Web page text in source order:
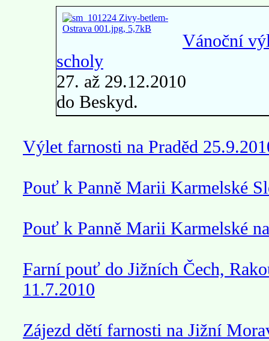
Vánoční
scholy
27. až 29.12.2010
do Beskyd.
Výlet farnosti na Praděd
Pouť k Panně Marii Karmelské
Pouť k Panně Marii Karmelské
Farní pouť do Jižních Čech,
11.7.2010
Zájezd dětí farnosti na Jižní